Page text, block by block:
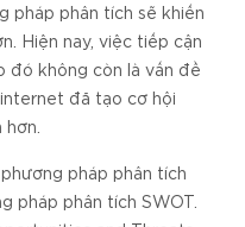
pháp phân tích sẽ khiến
Hiện nay, việc tiếp cận
đó không còn là vấn đề
đã tạo cơ hội
pháp phân tích
pháp phân tích SWOT.